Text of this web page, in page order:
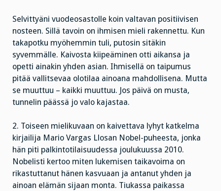
Selvittyäni vuodeosastolle koin valtavan positiivisen
nosteen. Sillä tavoin on ihmisen mieli rakennettu. Kun
takapotku myöhemmin tuli, putosin sitäkin
syvemmälle. Kaivosta kiipeäminen otti aikansa ja
opetti ainakin yhden asian. Ihmisellä on taipumus
pitää vallitsevaa olotilaa ainoana mahdollisena. Mutta
se muuttuu – kaikki muuttuu. Jos päivä on musta,
tunnelin päässä jo valo kajastaa.
2. Toiseen mielikuvaan on kaivettava lyhyt katkelma
kirjailija Mario Vargas Llosan Nobel-puheesta, jonka
hän piti palkintotilaisuudessa joulukuussa 2010.
Nobelisti kertoo miten lukemisen taikavoima on
rikastuttanut hänen kasvuaan ja antanut yhden ja
ainoan elämän sijaan monta. Tiukassa paikassa